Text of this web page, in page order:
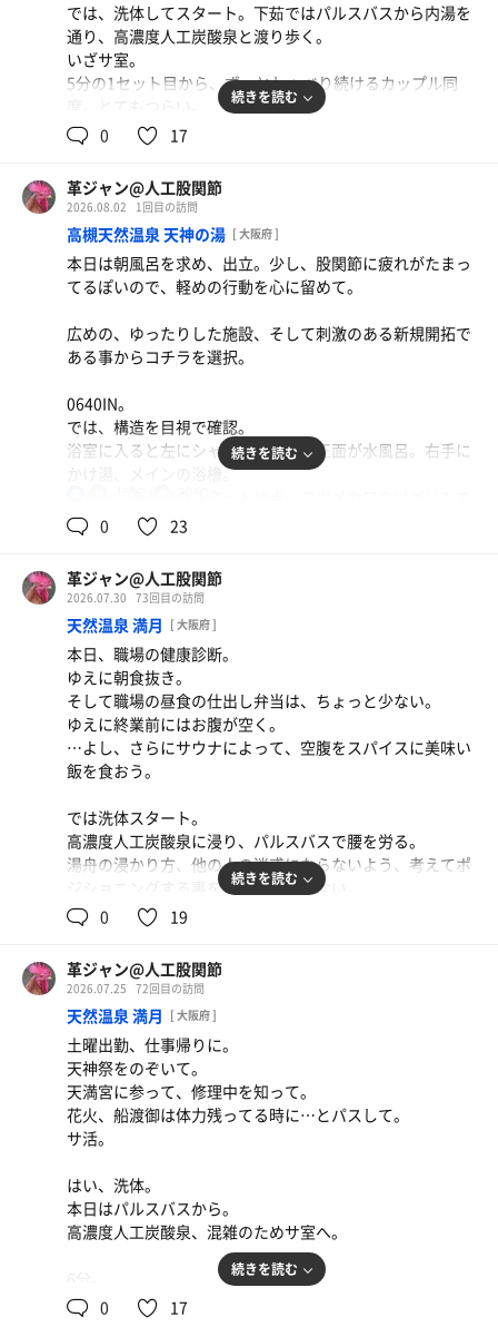
では、洗体してスタート。下茹ではパルスバスから内湯を
通り、高濃度人工炭酸泉と渡り歩く。
いざサ室。
5分の1セット目から、ずっとしゃべり続けるカップル同
2セット目、5分あたりでカップルと再開。やはりつらい。
退席とする。
キッズパーティも浴室内でテンションが上がった様子で、
どうにもタイミングが悪い。
外気浴を足湯をしつつ。
水風呂に向かうとカップルも見えず、コレ幸いと3セット
目。
…うむ…こんな日もあろう…。
再度、露天温泉を楽しみ、水風呂、内湯温泉、水シャワー
しっかり気分を変えたかったら、急遽、サ活の場所を変え
正雀から、カンデオホテルズ大阪岸辺のスカイスパに行け
ば良かったかなぁ…。
給水器
続きを読む
0 17
革ジャン@人工股関節
2026.08.02 1回目の訪問
高槻天然温泉 天神の湯 [ 大阪府 ]
本日は朝風呂を求め、出立。少し、股関節に疲れがたまっ
てるぽいので、軽めの行動を心に留めて。
広めの、ゆったりした施設、そして刺激のある新規開拓で
ある事からコチラを選択。
0640IN。
では、構造を目視で確認。
浴室に入ると左にシャワー、サ室。正面が水風呂。右手に
かけ湯、メインの浴槽。
リアの印象が思い出される。
浴槽ヨコには階段がある。階段をあがるとすぐ左手に洗い
場…5.5階てところか？
そして6階右手には炭酸泉、左手に洗い場。
さらに6.5階に洗い場があり、7階が露天エリア。
トビラを出ると半露天。右手に電気風呂。それに沿って進
むと左手に壺湯が3つ。
さらに外。完全露天エリアに出ると左手に浴槽。右手に進
むと、最奥に源泉の浴槽が上下二段。ひっそりと打たせ湯
もある。
…以上、了解した。
では洗体スタート。
まずは源泉に。
上段は現在はぬる湯。30℃くらいか？水風呂とは言えない
が、身体は冷える温度。なかなか、良き。
下段で温まり、炭酸泉に移動。
サ室へ。
こちらはミストサウナ、45℃のみ。
8分、10分、12分で3セット。
露天エリアで休憩。
水風呂は20℃と高めだったが、ゆるやか〜にととの…う。
人が少なめな事もありリラックス出来たと思われる。
源泉で交代浴。
温まる温度と、冷える温度があれば、充分に交代浴たり得
る。
壺湯、電気風呂と経由して8分を1セット。
…上下の移動が、なぁ…。
三度目の源泉を味わい、空腹が騒ぎ出す。
続きを読む
0 23
革ジャン@人工股関節
2026.07.30 73回目の訪問
天然温泉 満月 [ 大阪府 ]
本日、職場の健康診断。
ゆえに朝食抜き。
そして職場の昼食の仕出し弁当は、ちょっと少ない。
ゆえに終業前にはお腹が空く。
…よし、さらにサウナによって、空腹をスパイスに美味い
飯を食おう。
では洗体スタート。
高濃度人工炭酸泉に浸り、パルスバスで腰を労る。
湯舟の浸かり方、他の人の迷惑にならないよう、考えてポ
ジショニングする事を忘れてはいけない。
軽く水浴びしたら、外気にあたる。
…うむ…心地良い。熊本への募金…支援金と義援金、使い
道が違うからどちらも忘れずにしよう。サバスが派遣され
るとかあれば、別途、追加する気持ちは持っておこう。
では、サ室へ。
本日は、６分と8分で2セット。
ととのった、とは言い難くても感謝の気持を忘れてはいけ
ない。
1つ、吐き出させて欲しい。
近年のファブ✕ーズ。推奨される使う量がめっちゃ増えて
ないか？
昔は軽くシュッシュッとするくらいだったのに、今は軽く
お湿りする程度まで、何度も…との事。そしてすぐに着
て…とはいかない。
続きを読む
0 19
革ジャン@人工股関節
2026.07.25 72回目の訪問
天然温泉 満月 [ 大阪府 ]
土曜出勤、仕事帰りに。
天神祭をのぞいて。
天満宮に参って、修理中を知って。
花火、船渡御は体力残ってる時に…とパスして。
サ活。
はい、洗体。
本日はパルスバスから。
高濃度人工炭酸泉、混雑のためサ室へ。
…珍しい、阪神タイガース、負けてるじゃないか。
続きを読む
0 17